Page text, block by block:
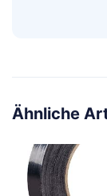
Ähnliche